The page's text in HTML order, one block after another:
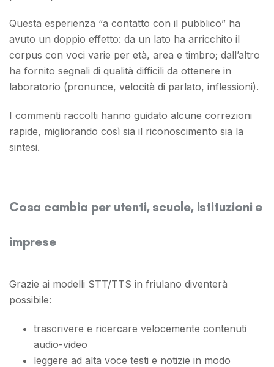
Questa esperienza “a contatto con il pubblico” ha
avuto un doppio effetto: da un lato ha arricchito il
corpus con voci varie per età, area e timbro; dall’altro
ha fornito segnali di qualità difficili da ottenere in
laboratorio (pronunce, velocità di parlato, inflessioni).
I commenti raccolti hanno guidato alcune correzioni
rapide, migliorando così sia il riconoscimento sia la
sintesi.
Cosa cambia per utenti, scuole, istituzioni e
imprese
Grazie ai modelli STT/TTS in friulano diventerà
possibile:
trascrivere e ricercare velocemente contenuti
audio-video
leggere ad alta voce testi e notizie in modo